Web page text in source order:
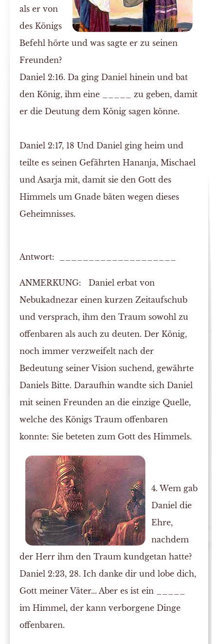
als er von
des Königs
Befehl hörte und was sagte er zu seinen
Freunden?
Daniel 2:16. Da ging Daniel hinein und bat
den König, ihm eine _____ zu geben, damit
er dieDeutung dem König sagen könne.
Daniel 2:17, 18 Und Daniel ging heim und
teilte es seinen Gefährten Hananja, Mischael
und Asarjamit, damit sie den Gott des
Himmels um Gnade bäten wegen dieses
Geheimnisses.
Antwort: ____________________
ANMERKUNG: Daniel erbat von
Nebukadnezar einen kurzen Zeitaufschub
und versprach, ihm den Traum sowohl zu
offenbaren als auch zu deuten. Der König,
noch immer verzweifelt nach der
Bedeutung seiner Vision suchend, gewährte
Daniels Bitte. Daraufhin wandte sich Daniel
mit seinen Freunden an die einzige Quelle,
welche des Königs Traum offenbaren
konnte: Sie beteten zum Gott des Himmels.
4. Wem gab
Daniel die
Ehre,
nachdem
der Herr ihm den Traum kundgetan hatte?
Daniel 2:23, 28. Ich danke dir und lobe dich,
Gott meiner Väter... Aber es ist ein _____
im Himmel, der kann verborgene Dinge
offenbaren.